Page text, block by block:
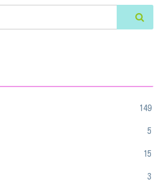
149
5
15
3